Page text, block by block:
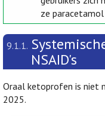
ze paracetamol
9.1.1.
NSAID's
Oraal ketoprofen is niet
2025.